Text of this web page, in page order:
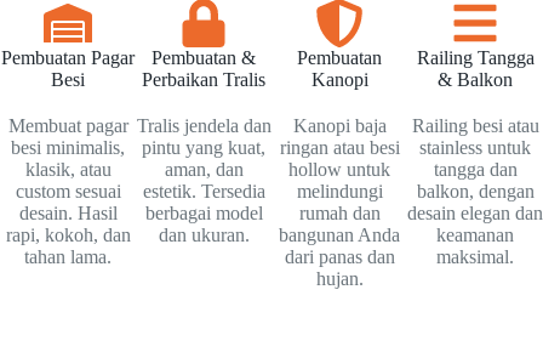
Pembuatan Pagar
Besi
Membuat pagar
besi minimalis,
klasik, atau
custom sesuai
desain. Hasil
rapi, kokoh, dan
tahan lama.
Pembuatan &
Perbaikan Tralis
Tralis jendela dan
pintu yang kuat,
aman, dan
estetik. Tersedia
berbagai model
dan ukuran.
Pembuatan
Kanopi
Kanopi baja
ringan atau besi
hollow untuk
melindungi
rumah dan
bangunan Anda
dari panas dan
hujan.
Railing Tangga
& Balkon
Railing besi atau
stainless untuk
tangga dan
balkon, dengan
desain elegan dan
keamanan
maksimal.